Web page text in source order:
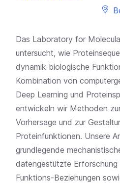
Das Laboratory for
untersucht, wie
dynamik biologische
Kombination von
Deep Learning und
entwickeln wir Methoden
Vorhersage und zur
Proteinfunktionen. Unsere
grundlegende
datengestützte Erforschung
Funktions-Beziehungen